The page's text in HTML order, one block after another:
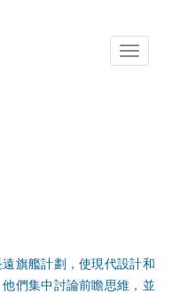
Toggle
旗艦計劃，使現代設計和
們集中討論前瞻思維，並